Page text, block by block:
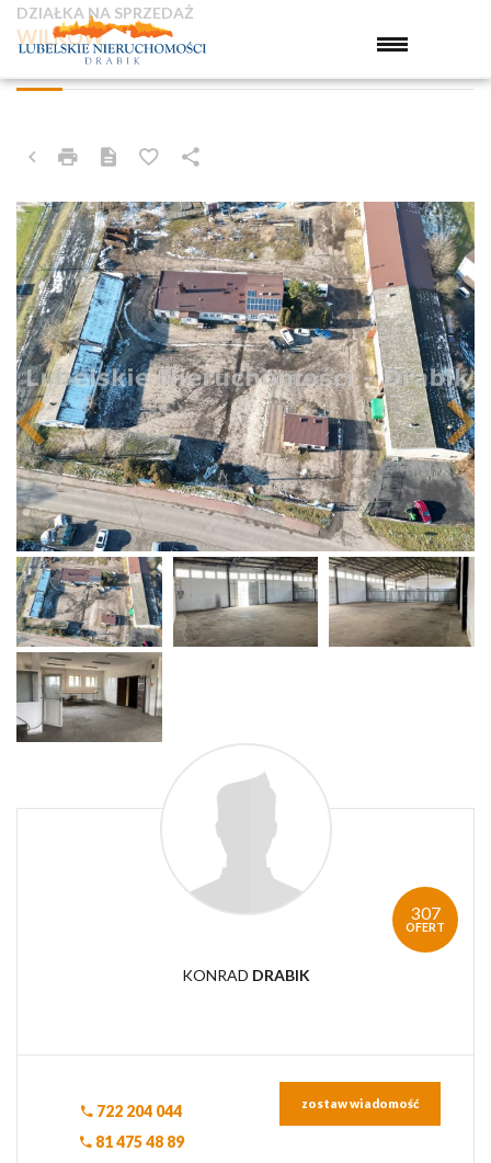
WILKÓW
DZIAŁKA NA SPRZEDAŻ
307
OFERT
KONRAD DRABIK
722 204 044
81 475 48 89
zostaw wiadomość